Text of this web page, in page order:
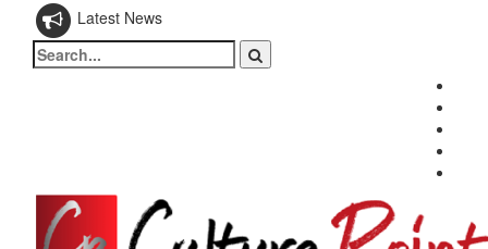
Latest News
Search
for: